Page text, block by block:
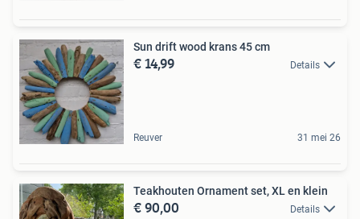
Sun drift wood krans 45 cm
€ 14,99 Details
Reuver 31 mei 26
Teakhouten Ornament set, XL en klein
€ 90,00 Details